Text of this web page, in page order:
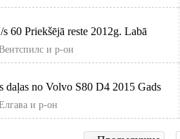
60 Priekšējā reste 2012g. Labā
piegāde
и р-он
daļas no Volvo S80 D4 2015 Gads
Aut. Jelgavas nov. Ja
и р-он